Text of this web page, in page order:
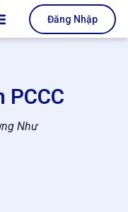
Đăng Nhập
PCCC
Như